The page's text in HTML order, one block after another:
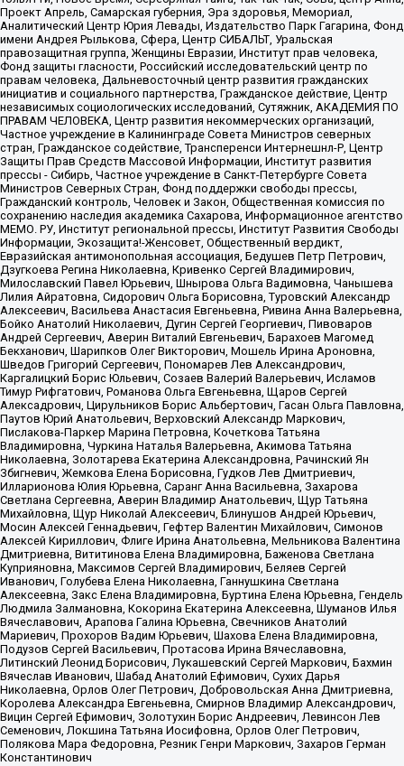
Проект Апрель, Самарская губерния, Эра здоровья, Мемориал,
Аналитический Центр Юрия Левады, Издательство Парк Гагарина, Фонд
имени Андрея Рылькова, Сфера, Центр СИБАЛЬТ, Уральская
правозащитная группа, Женщины Евразии, Институт прав человека,
Фонд защиты гласности, Российский исследовательский центр по
правам человека, Дальневосточный центр развития гражданских
инициатив и социального партнерства, Гражданское действие, Центр
независимых социологических исследований, Сутяжник, АКАДЕМИЯ ПО
ПРАВАМ ЧЕЛОВЕКА, Центр развития некоммерческих организаций,
Частное учреждение в Калининграде Совета Министров северных
стран, Гражданское содействие, Трансперенси Интернешнл-Р, Центр
Защиты Прав Средств Массовой Информации, Институт развития
прессы - Сибирь, Частное учреждение в Санкт-Петербурге Совета
Министров Северных Стран, Фонд поддержки свободы прессы,
Гражданский контроль, Человек и Закон, Общественная комиссия по
сохранению наследия академика Сахарова, Информационное агентство
МЕМО. РУ, Институт региональной прессы, Институт Развития Свободы
Информации, Экозащита!-Женсовет, Общественный вердикт,
Евразийская антимонопольная ассоциация, Бедушев Петр Петрович,
Дзугкоева Регина Николаевна, Кривенко Сергей Владимирович,
Милославский Павел Юрьевич, Шнырова Ольга Вадимовна, Чанышева
Лилия Айратовна, Сидорович Ольга Борисовна, Туровский Александр
Алексеевич, Васильева Анастасия Евгеньевна, Ривина Анна Валерьевна,
Бойко Анатолий Николаевич, Дугин Сергей Георгиевич, Пивоваров
Андрей Сергеевич, Аверин Виталий Евгеньевич, Барахоев Магомед
Бекханович, Шарипков Олег Викторович, Мошель Ирина Ароновна,
Шведов Григорий Сергеевич, Пономарев Лев Александрович,
Каргалицкий Борис Юльевич, Созаев Валерий Валерьевич, Исламов
Тимур Рифгатович, Романова Ольга Евгеньевна, Щаров Сергей
Алексадрович, Цирульников Борис Альбертович, Гасан Ольга Павловна,
Паутов Юрий Анатольевич, Верховский Александр Маркович,
Пислакова-Паркер Марина Петровна, Кочеткова Татьяна
Владимировна, Чуркина Наталья Валерьевна, Акимова Татьяна
Николаевна, Золотарева Екатерина Александровна, Рачинский Ян
Збигневич, Жемкова Елена Борисовна, Гудков Лев Дмитриевич,
Илларионова Юлия Юрьевна, Саранг Анна Васильевна, Захарова
Светлана Сергеевна, Аверин Владимир Анатольевич, Щур Татьяна
Михайловна, Щур Николай Алексеевич, Блинушов Андрей Юрьевич,
Мосин Алексей Геннадьевич, Гефтер Валентин Михайлович, Симонов
Алексей Кириллович, Флиге Ирина Анатольевна, Мельникова Валентина
Дмитриевна, Вититинова Елена Владимировна, Баженова Светлана
Куприяновна, Максимов Сергей Владимирович, Беляев Сергей
Иванович, Голубева Елена Николаевна, Ганнушкина Светлана
Алексеевна, Закс Елена Владимировна, Буртина Елена Юрьевна, Гендель
Людмила Залмановна, Кокорина Екатерина Алексеевна, Шуманов Илья
Вячеславович, Арапова Галина Юрьевна, Свечников Анатолий
Мариевич, Прохоров Вадим Юрьевич, Шахова Елена Владимировна,
Подузов Сергей Васильевич, Протасова Ирина Вячеславовна,
Литинский Леонид Борисович, Лукашевский Сергей Маркович, Бахмин
Вячеслав Иванович, Шабад Анатолий Ефимович, Сухих Дарья
Николаевна, Орлов Олег Петрович, Добровольская Анна Дмитриевна,
Королева Александра Евгеньевна, Смирнов Владимир Александрович,
Вицин Сергей Ефимович, Золотухин Борис Андреевич, Левинсон Лев
Семенович, Локшина Татьяна Иосифовна, Орлов Олег Петрович,
Полякова Мара Федоровна, Резник Генри Маркович, Захаров Герман
Константинович